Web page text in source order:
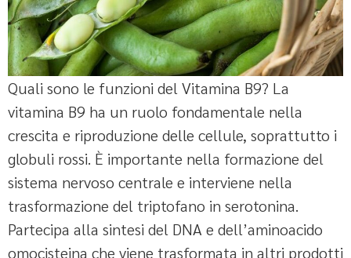
Quali sono le funzioni del Vitamina B9? La
vitamina B9 ha un ruolo fondamentale nella
crescita e riproduzione delle cellule, soprattutto i
globuli rossi. È importante nella formazione del
sistema nervoso centrale e interviene nella
trasformazione del triptofano in serotonina.
Partecipa alla sintesi del DNA e dell’aminoacido
omocisteina che viene trasformata in altri prodotti